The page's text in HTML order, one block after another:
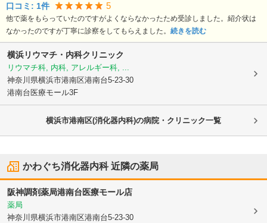
口コミ: 1件 5
他で薬をもらっていたのですがよくならなかったため受診しました。紹介状は
なかったのですが丁寧に診察をしてもらえました。 続きを読む
横浜リウマチ・内科クリニック
リウマチ科, 内科, アレルギー科, ...
神奈川県横浜市港南区港南台5-23-30
港南台医療モール3F
横浜市港南区(消化器内科)の病院・クリニック一覧
かわぐち消化器内科近隣の薬局
阪神調剤薬局港南台医療モール店
薬局
神奈川県横浜市港南区港南台5-23-30